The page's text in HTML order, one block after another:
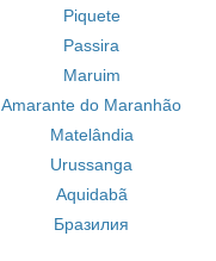
Piquete
Passira
Maruim
Amarante do Maranhão
Matelândia
Urussanga
Aquidabã
Бразилия